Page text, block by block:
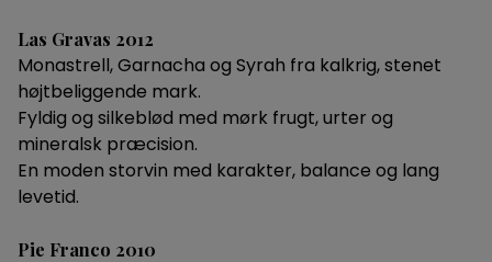
Las Gravas 2012
Monastrell, Garnacha og Syrah fra kalkrig, stenet
højtbeliggende mark.
Fyldig og silkeblød med mørk frugt, urter og
mineralsk præcision.
En moden storvin med karakter, balance og lang
levetid.
Pie Franco 2010